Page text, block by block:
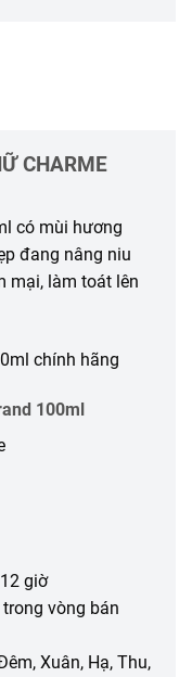
CHARME
có mùi hương
đang nâng niu
mại, làm toát lên
100ml
giờ
vòng bán
Xuân, Hạ, Thu,